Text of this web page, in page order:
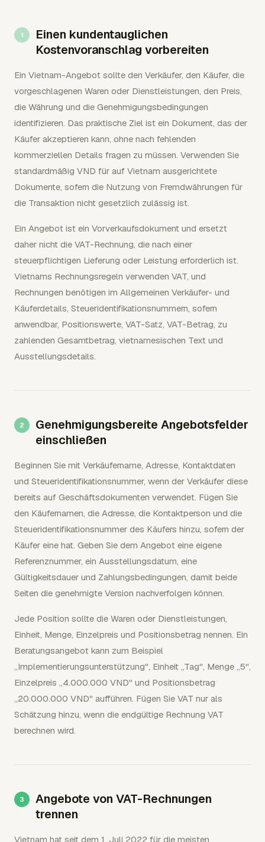
Einen kundentauglichen
Kostenvoranschlag vorbereiten
Ein Vietnam-Angebot sollte den Verkäufer, den Käufer, die
vorgeschlagenen Waren oder Dienstleistungen, den Preis,
die Währung und die Genehmigungsbedingungen
identifizieren. Das praktische Ziel ist ein Dokument, das der
Käufer akzeptieren kann, ohne nach fehlenden
kommerziellen Details fragen zu müssen. Verwenden Sie
standardmäßig VND für auf Vietnam ausgerichtete
Dokumente, sofern die Nutzung von Fremdwährungen für
die Transaktion nicht gesetzlich zulässig ist.
Ein Angebot ist ein Vorverkaufsdokument und ersetzt
daher nicht die VAT-Rechnung, die nach einer
steuerpflichtigen Lieferung oder Leistung erforderlich ist.
Vietnams Rechnungsregeln verwenden VAT, und
Rechnungen benötigen im Allgemeinen Verkäufer- und
Käuferdetails, Steueridentifikationsnummern, sofern
anwendbar, Positionswerte, VAT-Satz, VAT-Betrag, zu
zahlenden Gesamtbetrag, vietnamesischen Text und
Ausstellungsdetails.
Genehmigungsbereite Angebotsfelder
einschließen
Beginnen Sie mit Verkäufername, Adresse, Kontaktdaten
und Steueridentifikationsnummer, wenn der Verkäufer diese
bereits auf Geschäftsdokumenten verwendet. Fügen Sie
den Käufernamen, die Adresse, die Kontaktperson und die
Steueridentifikationsnummer des Käufers hinzu, sofern der
Käufer eine hat. Geben Sie dem Angebot eine eigene
Referenznummer, ein Ausstellungsdatum, eine
Gültigkeitsdauer und Zahlungsbedingungen, damit beide
Seiten die genehmigte Version nachverfolgen können.
Jede Position sollte die Waren oder Dienstleistungen,
Einheit, Menge, Einzelpreis und Positionsbetrag nennen. Ein
Beratungsangebot kann zum Beispiel
„Implementierungsunterstützung", Einheit „Tag", Menge „5",
Einzelpreis „4.000.000 VND" und Positionsbetrag
„20.000.000 VND" aufführen. Fügen Sie VAT nur als
Schätzung hinzu, wenn die endgültige Rechnung VAT
berechnen wird.
Angebote von VAT-Rechnungen
trennen
Vietnam hat seit dem 1. Juli 2022 für die meisten